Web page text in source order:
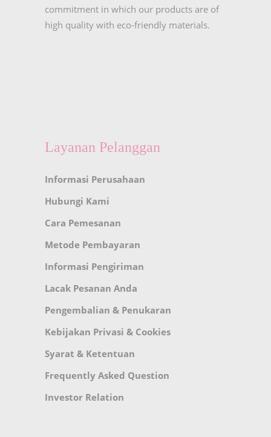
commitment in which our products are of
high quality with eco-friendly materials.
Layanan Pelanggan
Informasi Perusahaan
Hubungi Kami
Cara Pemesanan
Metode Pembayaran
Informasi Pengiriman
Lacak Pesanan Anda
Pengembalian & Penukaran
Kebijakan Privasi & Cookies
Syarat & Ketentuan
Frequently Asked Question
Investor Relation